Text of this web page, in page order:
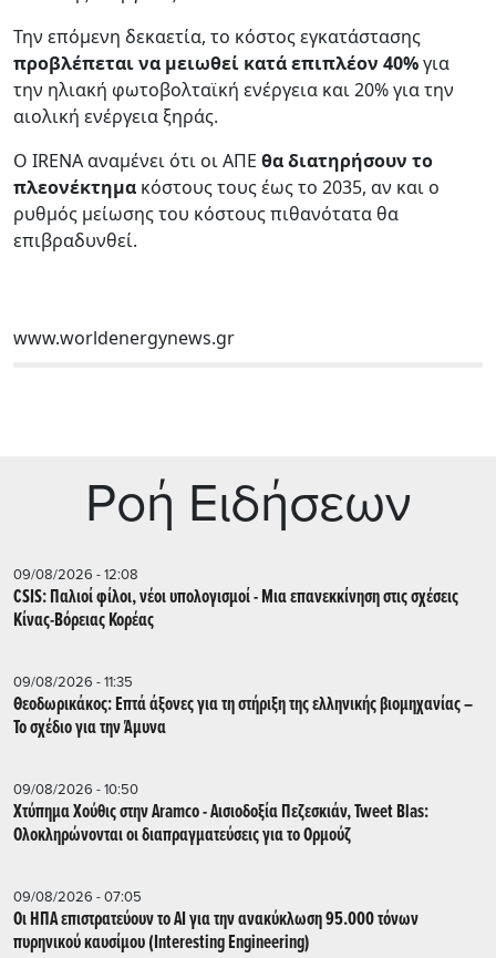
Την επόμενη δεκαετία, το κόστος εγκατάστασης
προβλέπεται να μειωθεί κατά επιπλέον 40%για
την ηλιακή φωτοβολταϊκή ενέργεια και 20% για την
αιολική ενέργεια ξηράς.
Ο IRENA αναμένει ότι οι ΑΠΕ θα διατηρήσουν το
πλεονέκτημα κόστους τους έως το 2035, αν και ο
ρυθμός μείωσης του κόστους πιθανότατα θα
επιβραδυνθεί.
www.worldenergynews.gr
Ρoή Ειδήσεων
09/08/2026 - 12:08
CSIS: Παλιοί φίλοι, νέοι υπολογισμοί - Μια επανεκκίνηση στις σχέσεις
Κίνας-Βόρειας Κορέας
09/08/2026 - 11:35
Θεοδωρικάκος: Επτά άξονες για τη στήριξη της ελληνικής βιομηχανίας –
Το σχέδιο για την Άμυνα
09/08/2026 - 10:50
Χτύπημα Χούθις στην Aramco - Aισιοδοξία Πεζεσκιάν, Tweet Blas:
Ολοκληρώνονται οι διαπραγματεύσεις για το Ορμούζ
09/08/2026 - 07:05
Οι ΗΠΑ επιστρατεύουν το AI για την ανακύκλωση 95.000 τόνων
πυρηνικού καυσίμου (Interesting Engineering)